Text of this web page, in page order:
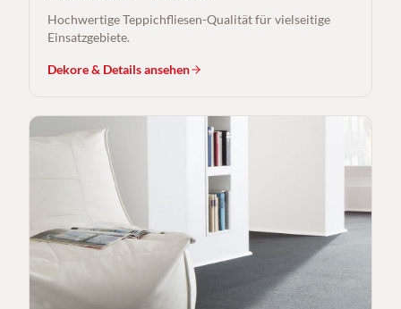
Hochwertige Teppichfliesen-Qualität für vielseitige
Einsatzgebiete.
Dekore & Details ansehen